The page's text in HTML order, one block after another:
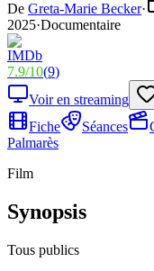
De Greta-Marie Becker·
2025·Documentaire
7.9/10(9)
Voir en streaming
Fiche Séances
Palmarès
Film
Synopsis
Tous publics